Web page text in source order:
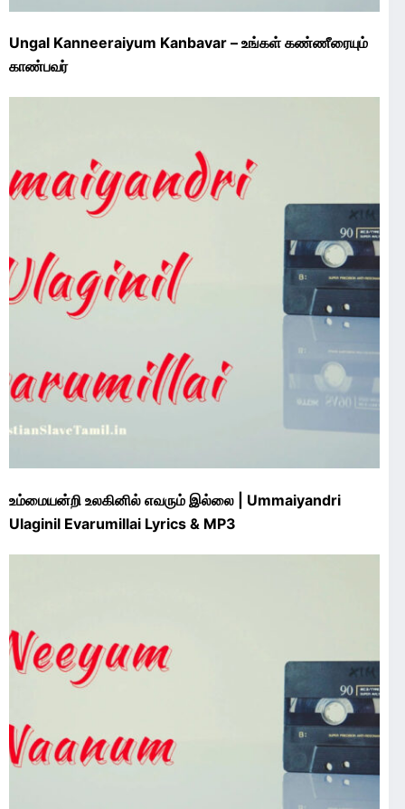
Ungal Kanneeraiyum Kanbavar – உங்கள் கண்ணீரையும்
காண்பவர்
உம்மையன்றி உலகினில் எவரும் இல்லை | Ummaiyandri
Ulaginil Evarumillai Lyrics & MP3